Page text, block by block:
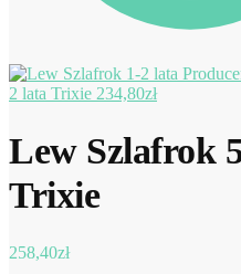
2 lata Trixie 234,80zł
Lew Szlafrok
Trixie
258,40zł